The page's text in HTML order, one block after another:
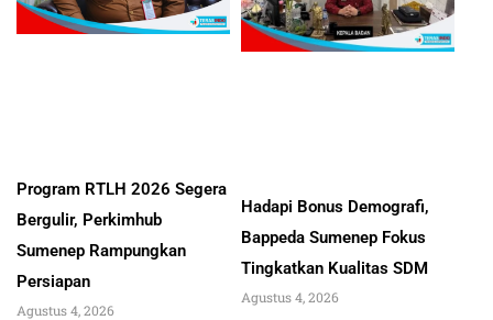
Program RTLH 2026 Segera
Bergulir, Perkimhub
Sumenep Rampungkan
Persiapan
Agustus 4, 2026
Hadapi Bonus Demografi,
Bappeda Sumenep Fokus
Tingkatkan Kualitas SDM
Agustus 4, 2026